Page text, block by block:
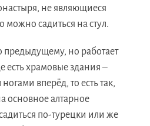
не являющиеся
садиться на стул.
предыдущему, но работает
есть храмовые здания –
вперёд, то есть так,
основное алтарное
по-турецки или же